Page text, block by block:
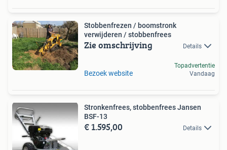
Stobbenfrezen / boomstronk
verwijderen / stobbenfrees
Zie omschrijving Details
Bezoek website
Topadvertentie
Vandaag
Stronkenfrees, stobbenfrees Jansen
BSF-13
€ 1.595,00 Details